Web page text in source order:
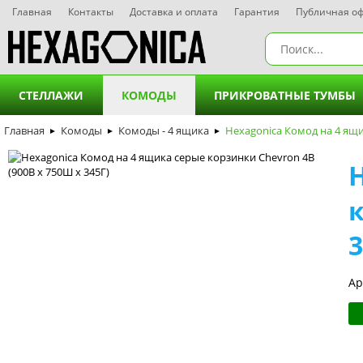
Главная Контакты Доставка и оплата Гарантия Публичная
СТЕЛЛАЖИ
Стеллажи - 3 полки
Стеллажи - 4 полки
КОМОДЫ
Комоды - 2 ящика
Комоды - 3 ящика
ПРИКРОВАТНЫЕ ТУМБЫ
Главная ► Комоды ► Комоды - 4 ящика ► Hexagonica Комод на 4